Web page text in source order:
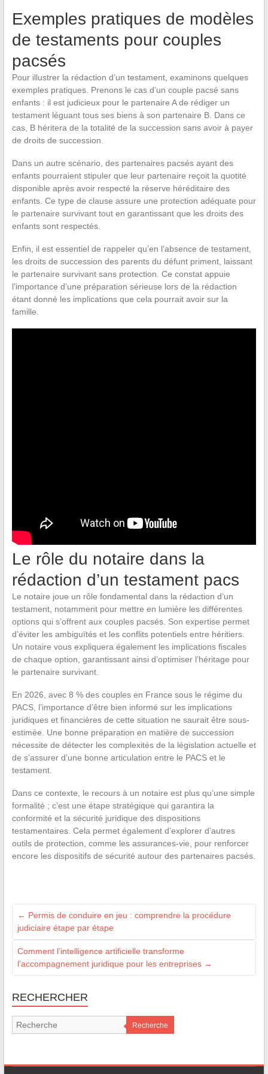
Exemples pratiques de modèles
de testaments pour couples
pacsés
Pour illustrer la rédaction d’un testament, examinons quelques
exemples pratiques. Prenons le cas d’un couple pacsé sans
enfants : il est judicieux pour le partenaire A de rédiger un
testament léguant tous ses biens à son partenaire B. Dans ce
cas, B héritera de la totalité de la succession sans avoir à payer
de droits de succession.
Dans un autre scénario, des partenaires pacsés ayant des
enfants pourraient stipuler que leur partenaire reçoit la quotité
disponible après avoir respecté la réserve héréditaire des
enfants. Ce type de clause assure une protection adéquate pour
le partenaire survivant tout en garantissant que les droits des
enfants sont respectés.
Enfin, il est essentiel de rappeler qu’en l’absence de testament,
les droits de succession des parents du défunt priment, laissant
le partenaire survivant sans protection. Ce constat appuie
l’importance d’une préparation sérieuse lors de la rédaction
étant donné les implications que cela pourrait avoir sur la
famille.
Le rôle du notaire dans la
rédaction d’un testament pacs
Le notaire joue un rôle fondamental dans la rédaction d’un
testament, notamment pour mettre en lumière les différentes
options qui s’offrent aux couples pacsés. Son expertise permet
d’éviter les ambiguïtés et les conflits potentiels entre héritiers.
Un notaire vous expliquera également les implications fiscales
de chaque option, garantissant ainsi d’optimiser l’héritage pour
le partenaire survivant.
En 2026, avec 8 % des couples en France sous le régime du
PACS, l’importance d’être bien informé sur les implications
juridiques et financières de cette situation ne saurait être sous-
estimée. Une bonne préparation en matière de succession
nécessite de détecter les complexités de la législation actuelle et
de s’assurer d’une bonne articulation entre le PACS et le
testament.
Dans ce contexte, le recours à un notaire est plus qu’une simple
formalité ; c’est une étape stratégique qui garantira la
conformité et la sécurité juridique des dispositions
testamentaires. Cela permet également d’explorer d’autres
outils de protection, comme les assurances-vie, pour renforcer
encore les dispositifs de sécurité autour des partenaires pacsés.
← Permis de conduire en jeu : comprendre la procédure
judiciaire étape par étape
Comment l’intelligence artificielle transforme
l’accompagnement juridique pour les entreprises →
RECHERCHER
Recherche